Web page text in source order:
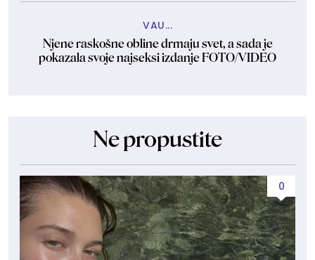
VAU...
Njene raskošne obline drmaju svet, a sada je
pokazala svoje najseksi izdanje FOTO/VIDEO
Ne propustite
0